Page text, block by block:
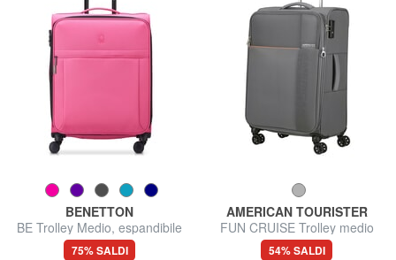
BENETTON
BE Trolley Medio, espandibile
75% SALDI
AMERICAN TOURISTER
FUN CRUISE Trolley medio
espandibile
54% SALDI